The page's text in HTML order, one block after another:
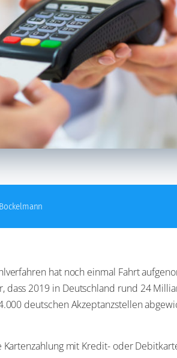
hat noch einmal Fahrt
dass 2019 in Deutschland rund 24
deutschen Akzeptanzstellen
mit Kredit- oder